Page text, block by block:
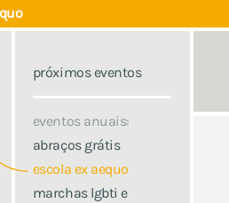
próximos eventos
eventos anuais:
abraços grátis
escola ex aequo
marchas lgbti e